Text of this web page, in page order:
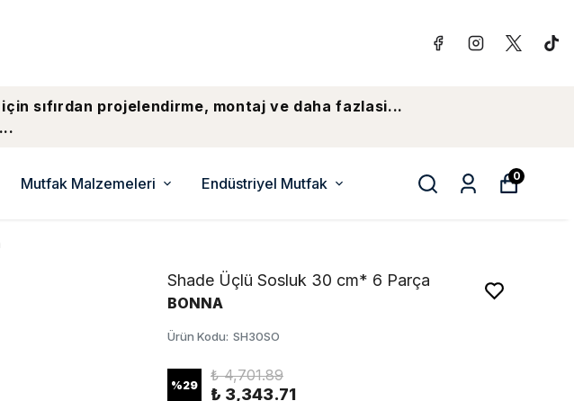
sıfırdan projelendirme, montaj ve daha fazlasi...
Mutfak Malzemeleri Endüstriyel Mutfak 0
Shade Üçlü Sosluk 30 cm* 6 Parça
BONNA
Ürün Kodu: SH30SO
%29
₺ 4,701.89
₺ 3,343.71